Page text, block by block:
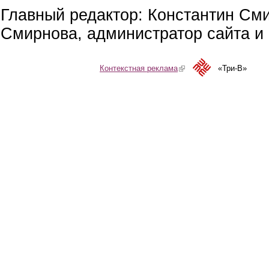
Главный редактор: Константин
Смирнова, администратор сайта
Контекстная реклама(link is external)«Три-В»